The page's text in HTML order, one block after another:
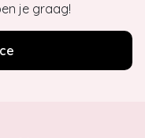
je graag!